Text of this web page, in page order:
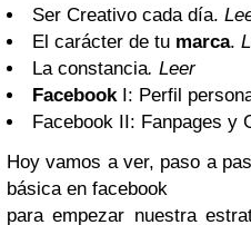
Ser Creativo cada día.
El carácter de tu marca.
La constancia. Leer
FacebookI: Perfil
Facebook II: Fanpages y
Hoy vamos a ver, paso a
básica en facebook
para empezar nuestra